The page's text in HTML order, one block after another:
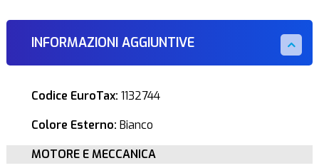
INFORMAZIONI AGGIUNTIVE
Codice EuroTax: 1132744
Colore Esterno: Bianco
MOTORE E MECCANICA